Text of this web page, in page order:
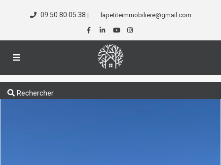
09.50.80.05.38 | lapetiteimmobiliere@gmail.com
Rechercher